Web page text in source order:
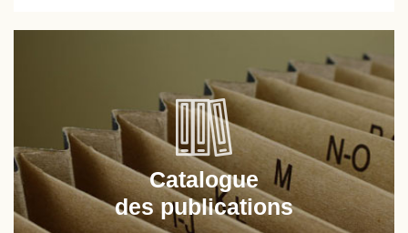
Catalogue
des publications